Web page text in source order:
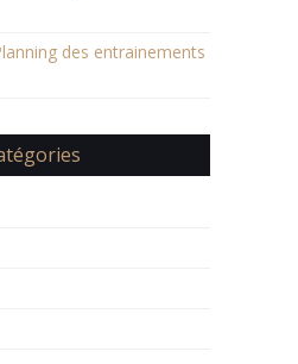
des entrainements